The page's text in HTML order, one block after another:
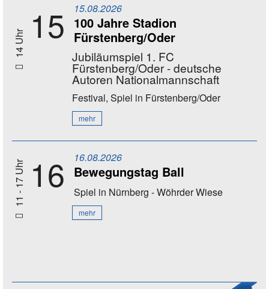
14 Uhr 15 15.08.2026
100 Jahre Stadion
Fürstenberg/Oder
Jubiläumspiel 1. FC
Fürstenberg/Oder - deutsche
Autoren Nationalmannschaft
Festival, Spiel in Fürstenberg/Oder
mehr
11 - 17 Uhr 16 16.08.2026
Bewegungstag Ball
Spiel in Nürnberg - Wöhrder Wiese
mehr